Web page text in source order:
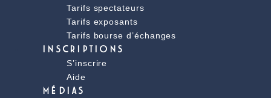
Tarifs spectateurs
Tarifs exposants
Tarifs bourse d’échanges
INSCRIPTIONS
S’inscrire
Aide
MÉDIAS